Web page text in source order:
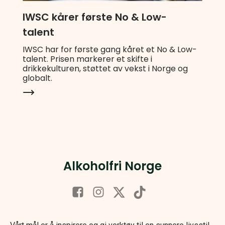
IWSC kårer første No & Low-
talent
IWSC har for første gang kåret et No & Low-
talent. Prisen markerer et skifte i
drikkekulturen, støttet av vekst i Norge og
globalt.
Alkoholfri Norge